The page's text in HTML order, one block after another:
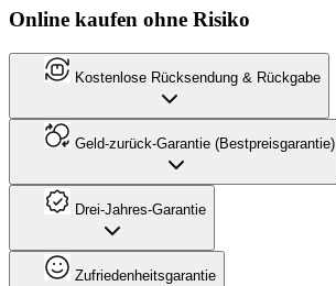
Online kaufen ohne Risiko
Kostenlose Rücksendung & Rückgabe
Geld-zurück-Garantie (Bestpreisgarantie)
Drei-Jahres-Garantie
Zufriedenheitsgarantie